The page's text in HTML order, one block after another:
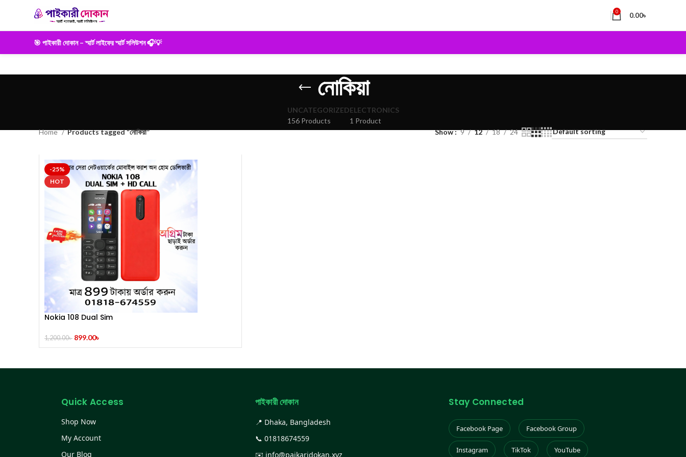
0 0.00৳
🎯 পাইকারী দোকান – স্মার্ট লাইফের স্মার্ট সলিউশন 🎧💡
নোকিয়া
UNCATEGORIZED
156 Products
ELECTRONICS
1 Product
Home
Products tagged “নোকিয়া” Show 9 12 18 24
-25%
HOT
Nokia 108 Dual Sim
1,200.00৳ 899.00৳
Quick Access
Shop Now
My Account
Our Blog
পাইকারী দোকান
📍 Dhaka, Bangladesh
📞 01818674559
✉️ info@paikaridokan.xyz
Stay Connected
Facebook Page Facebook Group
Instagram TikTok YouTube